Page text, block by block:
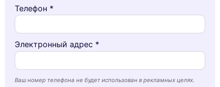
Телефон *
Электронный адрес *
Ваш номер телефона не будет использован в рекламных целях.